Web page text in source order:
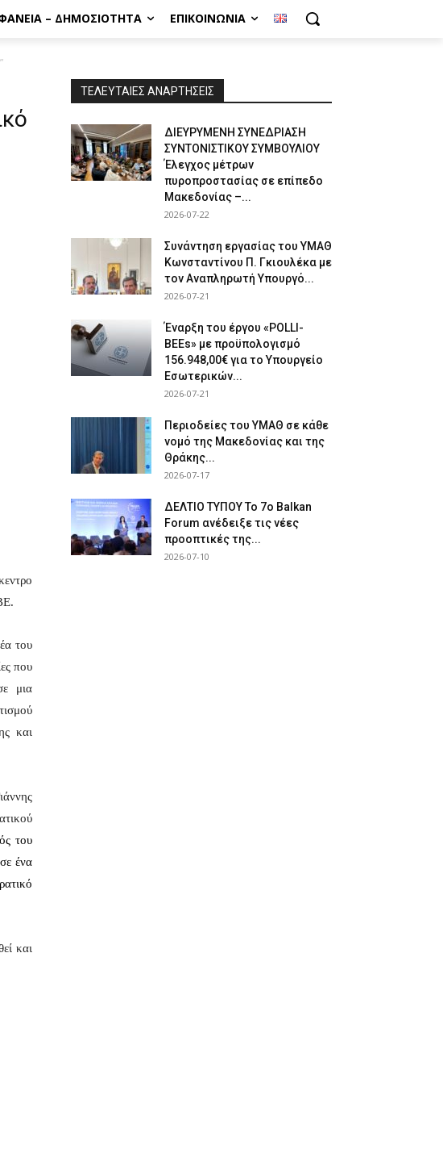
– ΔΗΜΟΣΙΌΤΗΤΑ ΕΠΙΚΟΙΝΩΝΊΑ
του
που
μια
και
του
ένα
και
ΤΕΛΕΥΤΑΙΕΣ ΑΝΑΡΤΗΣΕΙΣ
ΔΙΕΥΡΥΜΕΝΗ ΣΥΝΕΔΡΙΑΣΗ
ΣΥΝΤΟΝΙΣΤΙΚΟΥ ΣΥΜΒΟΥΛΙΟΥ
Έλεγχος μέτρων
πυροπροστασίας σε επίπεδο
Μακεδονίας –...
2026-07-22
Συνάντηση εργασίας του ΥΜΑΘ
Κωνσταντίνου Π. Γκιουλέκα με
τον Αναπληρωτή Υπουργό...
2026-07-21
Έναρξη του έργου «POLLI-
BEEs» με προϋπολογισμό
156.948,00€ για το Υπουργείο
Εσωτερικών...
2026-07-21
Περιοδείες του ΥΜΑΘ σε κάθε
νομό της Μακεδονίας και της
Θράκης...
2026-07-17
ΔΕΛΤΙΟ ΤΥΠΟΥ Το 7ο Balkan
Forum ανέδειξε τις νέες
προοπτικές της...
2026-07-10